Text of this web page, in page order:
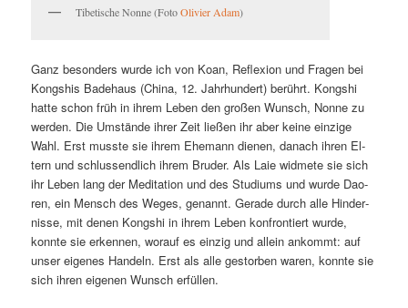
Ti­be­ti­sche Non­ne (Fo­toOli­vi­er Adam)
Ganz be­son­ders wur­de ich von Ko­an, Re­fle­xi­on und Fra­gen bei
Kong­shis Ba­de­haus (Chi­na, 12. Jahr­hun­dert) be­rührt. Kong­shi
hat­te schon früh in ih­rem Le­ben den gro­ßen Wunsch, Non­ne zu
wer­den. Die Um­stän­de ih­rer Zeit lie­ßen ihr aber kei­ne ein­zi­ge
Wahl. Erst muss­te sie ih­rem Ehe­mann die­nen, da­nach ih­ren El­
tern und schluss­end­lich ih­rem Bru­der. Als Laie wid­me­te sie sich
ihr Le­ben lang der Me­di­ta­ti­on und des Stu­di­ums und wur­de Dao­
ren, ein Mensch des We­ges, ge­nannt. Ge­ra­de durch al­le Hin­der­
nis­se, mit de­nen Kong­shi in ih­rem Le­ben kon­fron­tiert wur­de,
konn­te sie er­ken­nen, wor­auf es ein­zig und al­lein an­kommt: auf
un­ser ei­ge­nes Han­deln. Erst als al­le ge­stor­ben wa­ren, konn­te sie
sich ih­ren ei­ge­nen Wunsch erfüllen.